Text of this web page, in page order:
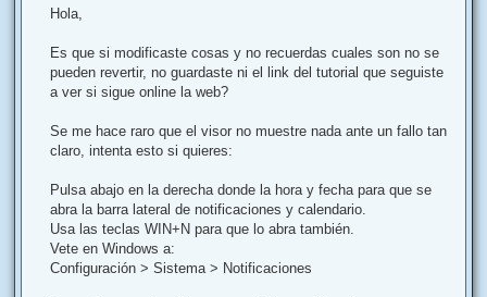
n
j
Hola,
Es que si modificaste cosas y no recuerdas cuales son no se
pueden revertir, no guardaste ni el link del tutorial que seguiste
a ver si sigue online la web?
Se me hace raro que el visor no muestre nada ante un fallo tan
claro, intenta esto si quieres:
Pulsa abajo en la derecha donde la hora y fecha para que se
abra la barra lateral de notificaciones y calendario.
Usa las teclas WIN+N para que lo abra también.
Vete en Windows a:
Configuración > Sistema > Notificaciones